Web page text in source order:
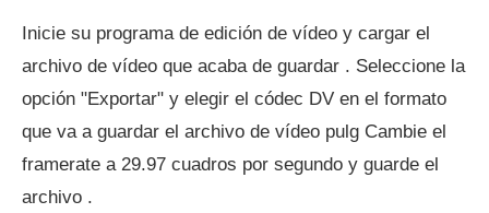
Inicie su programa de edición de vídeo y cargar el
archivo de vídeo que acaba de guardar . Seleccione la
opción "Exportar" y elegir el códec DV en el formato
que va a guardar el archivo de vídeo pulg Cambie el
framerate a 29.97 cuadros por segundo y guarde el
archivo .